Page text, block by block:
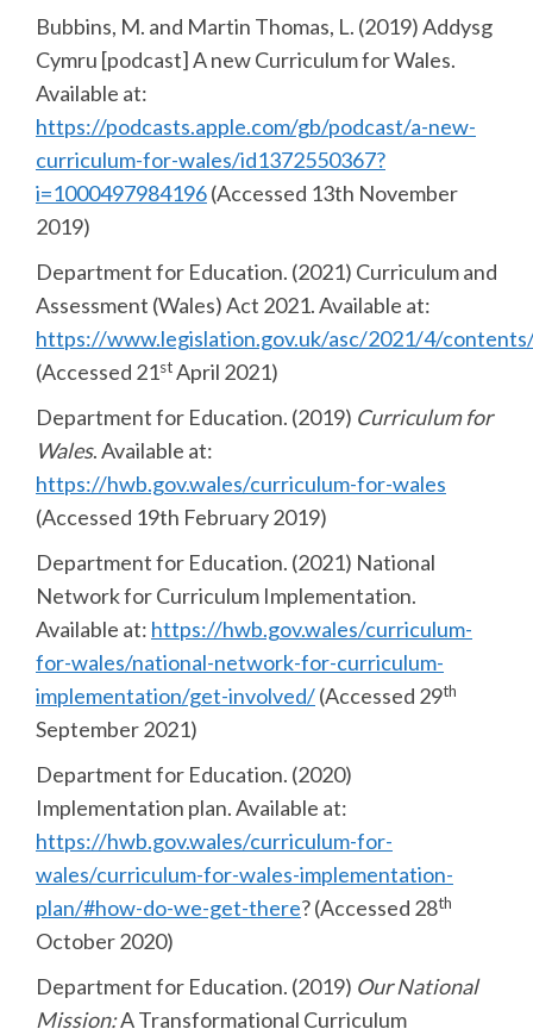
Bubbins, M. and Martin Thomas, L. (2019) Addysg
Cymru [podcast] A new Curriculum for Wales.
Available at:
https://podcasts.apple.com/gb/podcast/a-new-
curriculum-for-wales/id1372550367?
i=1000497984196(Accessed 13th November
2019)
Department for Education. (2021) Curriculum and
Assessment (Wales) Act 2021. Available at:
https://www.legislation.gov.uk/asc/2021/4/
(Accessed 21stApril 2021)
Department for Education. (2019) Curriculum for
Wales. Available at:
https://hwb.gov.wales/curriculum-for-wales
(Accessed 19th February 2019)
Department for Education. (2021) National
Network for Curriculum Implementation.
Available at: https://hwb.gov.wales/curriculum-
for-wales/national-network-for-curriculum-
implementation/get-involved/(Accessed 29th
September 2021)
Department for Education. (2020)
Implementation plan. Available at:
https://hwb.gov.wales/curriculum-for-
wales/curriculum-for-wales-implementation-
plan/#how-do-we-get-there? (Accessed 28th
October 2020)
Department for Education. (2019) Our National
Mission:A Transformational Curriculum